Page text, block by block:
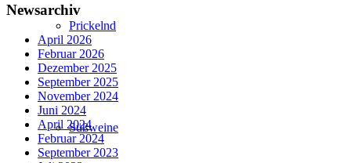
Prickelnd
Süßweine
Newsarchiv
April 2026
Februar 2026
Dezember 2025
September 2025
November 2024
Juni 2024
April 2024
Februar 2024
September 2023